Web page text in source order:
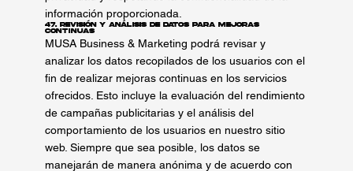
información proporcionada.
47. Revisión y Análisis de Datos para Mejoras
Continuas
MUSA Business & Marketing podrá revisar y
analizar los datos recopilados de los usuarios con el
fin de realizar mejoras continuas en los servicios
ofrecidos. Esto incluye la evaluación del rendimiento
de campañas publicitarias y el análisis del
comportamiento de los usuarios en nuestro sitio
web. Siempre que sea posible, los datos se
manejarán de manera anónima y de acuerdo con